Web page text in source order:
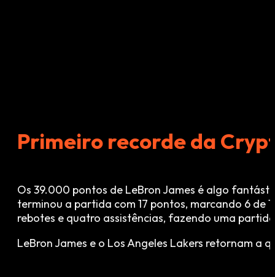
Primeiro recorde da
Os 39.000 pontos de LeBron James é algo
terminou a partida com 17 pontos, marcando 6 de
rebotes e quatro assistências, fazendo uma
LeBron James e o Los Angeles Lakers retornam a